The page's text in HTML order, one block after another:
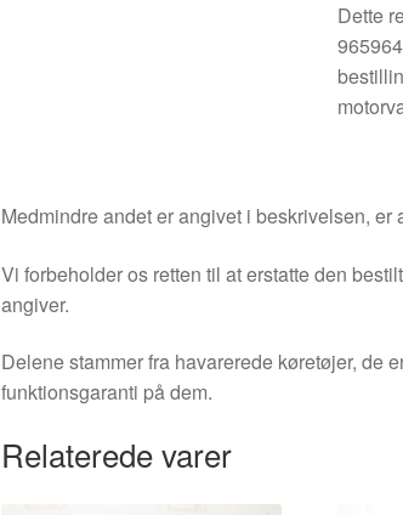
Dette
Medmindre andet er angivet i beskrivelsen, er
Vi forbeholder os retten til at erstatte den
angiver.
Delene stammer fra havarerede køretøjer, de
funktionsgaranti på dem.
Relaterede varer